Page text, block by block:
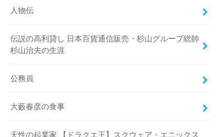
人物伝
伝説の高利貸し 日本百貨通信販売・杉山グループ総帥
杉山治夫の生涯
公務員
大藪春彦の食事
天性の起業家 【ドラクエ王】スクウェア・エニックス